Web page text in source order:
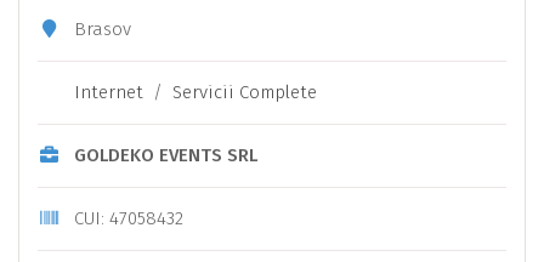
Brasov
Internet/ Servicii Complete
GOLDEKO EVENTS SRL
CUI: 47058432